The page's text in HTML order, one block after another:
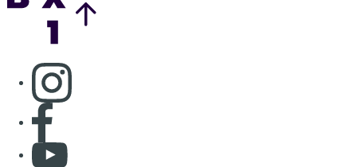
Consulter page Instagram
Consulter page Facebook
Consulter Youtube